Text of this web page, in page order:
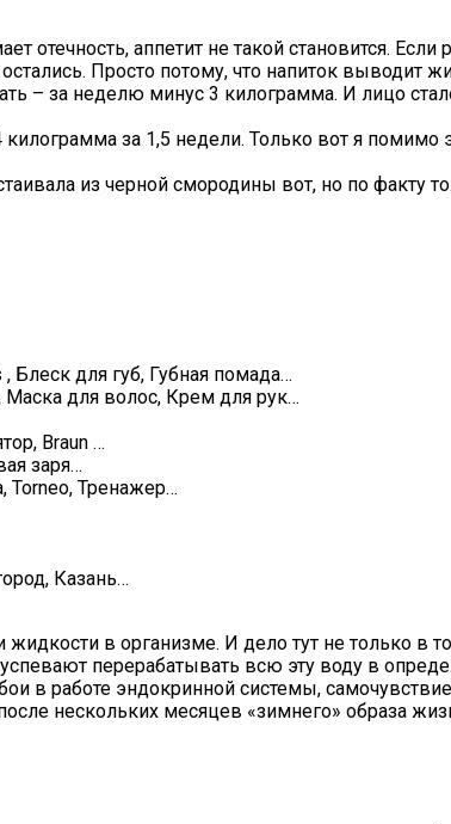
аппетит не такой становится. Если
Просто потому, что напиток выводит
– за неделю минус 3 килограмма. И лицо
за 1,5 недели. Только вот я
из черной смородины вот, но по факту
Блеск для губ, Губная помада…
для волос, Крем для рук…
Braun …
заря…
Torneo, Тренажер…
Казань…
в организме. И дело тут не только в
перерабатывать всю эту воду в
в работе эндокринной системы,
нескольких месяцев «зимнего» образа